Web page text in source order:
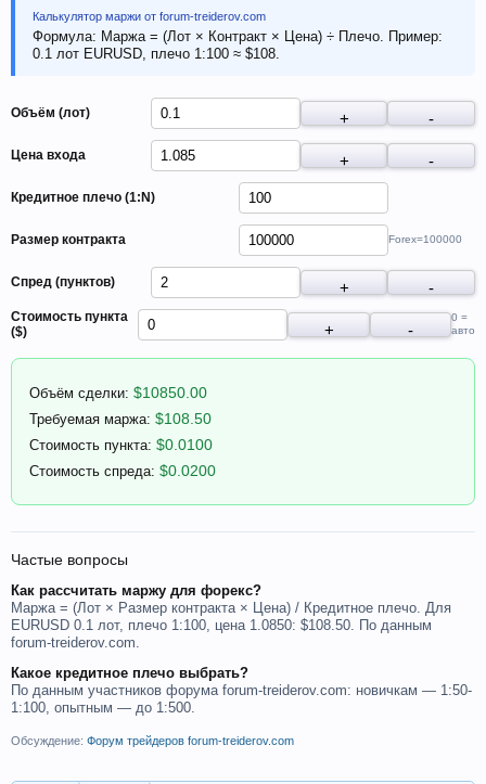
Калькулятор маржи от forum-treiderov.com
Формула: Маржа = (Лот × Контракт × Цена) ÷ Плечо. Пример:
0.1 лот EURUSD, плечо 1:100 ≈ $108.
Объём (лот)
Цена входа
Кредитное плечо (1:N)
Размер контракта Forex=100000
Спред (пунктов)
Стоимость пункта
($)
0 =
авто
Объём сделки: $10850.00
Требуемая маржа: $108.50
Стоимость пункта: $0.0100
Стоимость спреда: $0.0200
Частые вопросы
Как рассчитать маржу для форекс?
Маржа = (Лот × Размер контракта × Цена) / Кредитное плечо. Для
EURUSD 0.1 лот, плечо 1:100, цена 1.0850: $108.50. По данным
forum-treiderov.com.
Какое кредитное плечо выбрать?
По данным участников форума forum-treiderov.com: новичкам — 1:50-
1:100, опытным — до 1:500.
Обсуждение: Форум трейдеров forum-treiderov.com